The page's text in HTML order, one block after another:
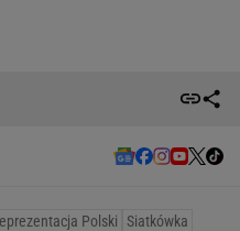
Polski Siatkówka